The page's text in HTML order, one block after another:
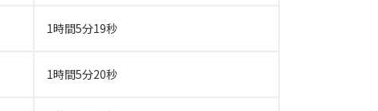
1時間5分19秒
1時間5分20秒